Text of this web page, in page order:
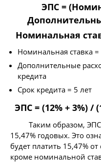
ЭПС =
Номинальная
Номинальная ставка
Дополнительные
кредита
Срок кредита = 5 лет
ЭПС = (12% + 3%) /
Таким образом, ЭПС
15,47% годовых. Это
будет платить 15,47%
кроме номинальной